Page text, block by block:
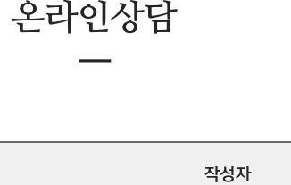
온라인상담
ㅡ
작성자